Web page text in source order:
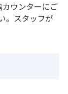
ウンターにご
。スタッフが